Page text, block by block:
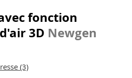
fonction
3D Newgen
(3)